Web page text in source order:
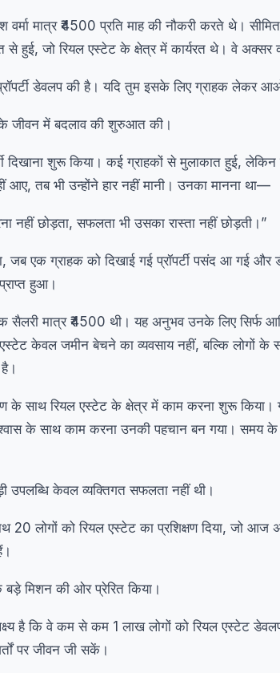
मात्र ₹4500 प्रति माह की नौकरी करते थे।
से हुई, जो रियल एस्टेट के क्षेत्र में कार्यरत थे। वे
डेवलप की है। यदि तुम इसके लिए ग्राहक लेकर
जीवन में बदलाव की शुरुआत की।
दिखाना शुरू किया। कई ग्राहकों से मुलाकात हुई,
आए, तब भी उन्होंने हार नहीं मानी। उनका मानना था—
नहीं छोड़ता, सफलता भी उसका रास्ता नहीं छोड़ती।”
जब एक ग्राहक को दिखाई गई प्रॉपर्टी पसंद आ गई और
हुआ।
सैलरी मात्र ₹4500 थी। यह अनुभव उनके लिए सिर्फ
केवल जमीन बेचने का व्यवसाय नहीं, बल्कि लोगों के
के साथ रियल एस्टेट के क्षेत्र में काम करना शुरू
के साथ काम करना उनकी पहचान बन गया।
उपलब्धि केवल व्यक्तिगत सफलता नहीं थी।
20 लोगों को रियल एस्टेट का प्रशिक्षण दिया, जो
मिशन की ओर प्रेरित किया।
है कि वे कम से कम 1 लाख लोगों को रियल एस्टेट
पर जीवन जी सकें।